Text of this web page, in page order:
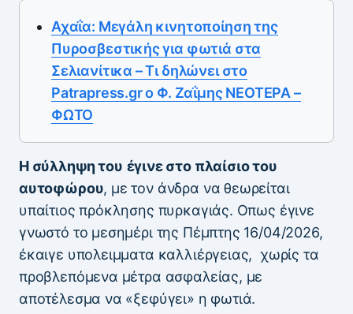
Αχαΐα: Μεγάλη κινητοποίηση της
Πυροσβεστικής για φωτιά στα
Σελιανίτικα – Τι δηλώνει στο
Patrapress.gr ο Φ. Ζαΐμης ΝΕΟΤΕΡΑ –
ΦΩΤΟ
Η σύλληψη του έγινε στο πλαίσιο του
αυτοφώρου, με τον άνδρα να θεωρείται
υπαίτιος πρόκλησης πυρκαγιάς. Οπως έγινε
γνωστό το μεσημέρι της Πέμπτης 16/04/2026,
έκαιγε υπολειμματα καλλιέργειας, χωρίς τα
προβλεπόμενα μέτρα ασφαλείας, με
αποτέλεσμα να «ξεφύγει» η φωτιά.